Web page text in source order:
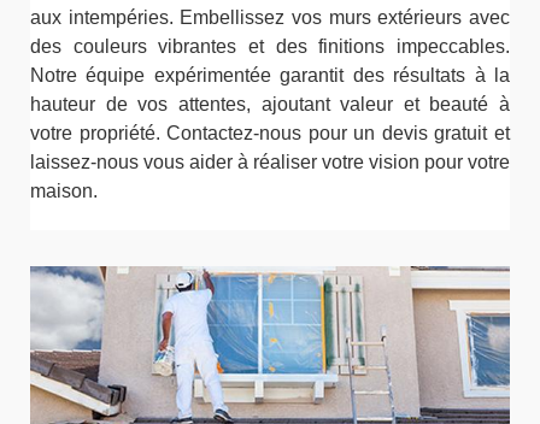
aux intempéries. Embellissez vos murs extérieurs avec
des couleurs vibrantes et des finitions impeccables.
Notre équipe expérimentée garantit des résultats à la
hauteur de vos attentes, ajoutant valeur et beauté à
votre propriété. Contactez-nous pour un devis gratuit et
laissez-nous vous aider à réaliser votre vision pour votre
maison.